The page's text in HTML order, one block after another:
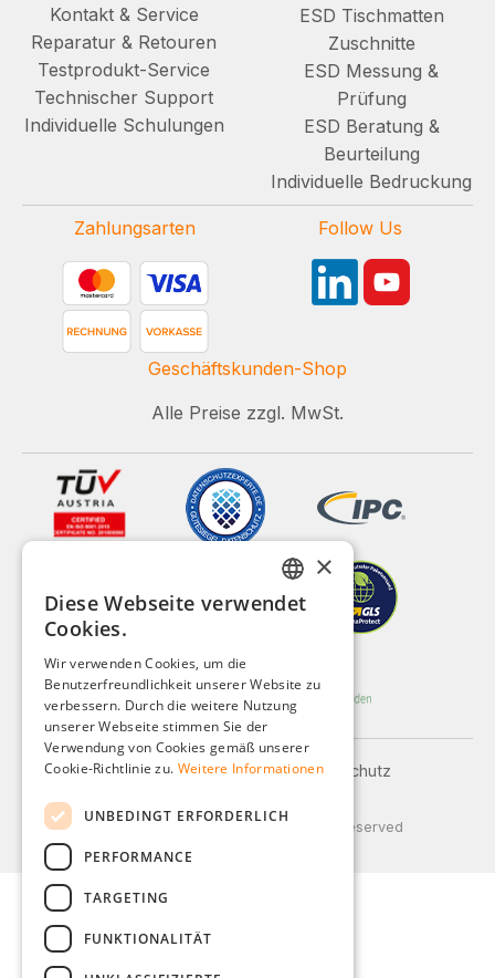
Kontakt & Service
Reparatur & Retouren
Testprodukt-Service
Technischer Support
Individuelle Schulungen
ESD Tischmatten
Zuschnitte
ESD Messung &
Prüfung
ESD Beratung &
Beurteilung
Individuelle Bedruckung
Zahlungsarten Follow Us
Geschäftskunden-Shop
Alle Preise zzgl. MwSt.
Impressum AGB
Datenschutz
© 2026 Weidinger GmbH, All Rights Reserved
GERMAN
FRENCH
DUTCH
×
Diese Webseite verwendet
Cookies.
Wir verwenden Cookies, um die
Benutzerfreundlichkeit unserer Website zu
verbessern. Durch die weitere Nutzung
unserer Webseite stimmen Sie der
Verwendung von Cookies gemäß unserer
Cookie-Richtlinie zu. Weitere Informationen
UNBEDINGT ERFORDERLICH
PERFORMANCE
TARGETING
FUNKTIONALITÄT